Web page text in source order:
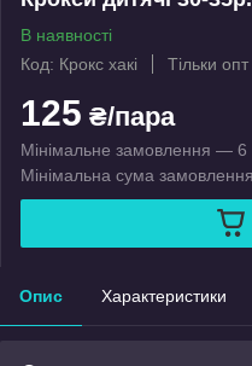
В наявності
Код: Крокс хакі
Тільки опт
125 ₴/пара
Мінімальне замовлення — 6
Мінімальна сума
Опис Характеристики